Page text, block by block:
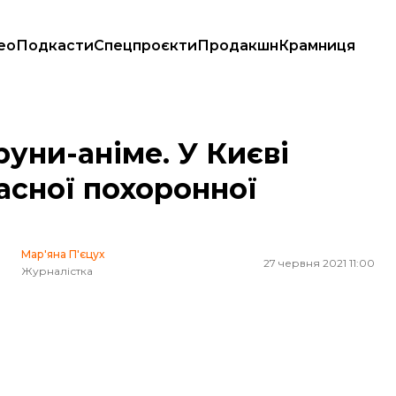
ПодкастиСпецпроєктиПродакшнКрамниця
похоронної культури (ФОТО)
аніме. У Києві
похоронної
Мар'яна П'єцух
Журналістка
27 червня 2021 11:00